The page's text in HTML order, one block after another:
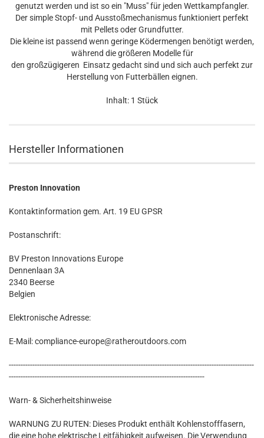
genutzt werden und ist so ein "Muss" für jeden Wettkampfangler.
Der simple Stopf- und Ausstoßmechanismus funktioniert perfekt
mit Pellets oder Grundfutter.
Die kleine ist passend wenn geringe Ködermengen benötigt werden,
während die größeren Modelle für
den großzügigeren Einsatz gedacht sind und sich auch perfekt zur
Herstellung von Futterbällen eignen.
Inhalt: 1 Stück
Hersteller Informationen
Preston Innovation
Kontaktinformation gem. Art. 19 EU GPSR
Postanschrift:
BV Preston Innovations Europe
Dennenlaan 3A
2340 Beerse
Belgien
Elektronische Adresse:
E-Mail: compliance-europe@ratheroutdoors.com
--------------------------------------------------------------------------------------------------------
-----------------------------------------------------------------------------------
Warn- & Sicherheitshinweise
WARNUNG ZU RUTEN: Dieses Produkt enthält Kohlenstofffasern,
die eine hohe elektrische Leitfähigkeit aufweisen. Die Verwendung